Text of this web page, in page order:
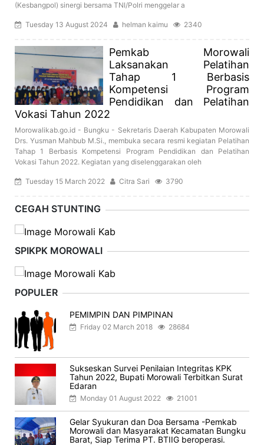
(Kesbangpol) sinergi bersama TNI/Polri menggelar a
Tuesday 13 August 2024 helman kaimu 2340
Pemkab Morowali
Laksanakan Pelatihan
Tahap 1 Berbasis
Kompetensi Program
Pendidikan dan Pelatihan
Vokasi Tahun 2022
Morowalikab.go.id - Bungku - Sekretaris Daerah Kabupaten Morowali
Drs. Yusman Mahbub M.Si., membuka secara resmi kegiatan Pelatihan
Tahap 1 Berbasis Kompetensi Program Pendidikan dan Pelatihan
Vokasi Tahun 2022. Kegiatan yang diselenggarakan oleh
Tuesday 15 March 2022 Citra Sari 3790
CEGAH STUNTING
SPIKPK MOROWALI
POPULER
PEMIMPIN DAN PIMPINAN
Friday 02 March 2018 28684
Sukseskan Survei Penilaian Integritas KPK
Tahun 2022, Bupati Morowali Terbitkan Surat
Edaran
Monday 01 August 2022 21001
Gelar Syukuran dan Doa Bersama -Pemkab
Morowali dan Masyarakat Kecamatan Bungku
Barat, Siap Terima PT. BTIIG beroperasi.